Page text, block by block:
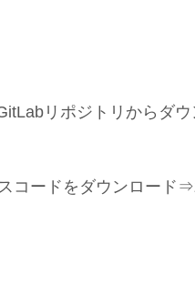
リポジトリからダウ
コードをダウンロード